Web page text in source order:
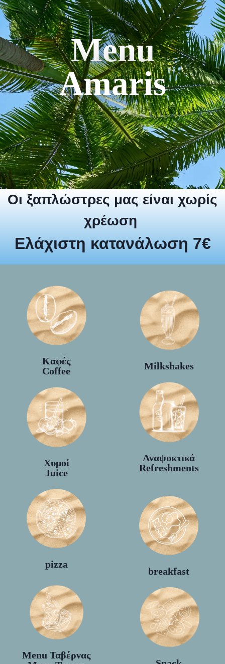
Menu
Amaris
Οι ξαπλώστρες μας είναι χωρίς
χρέωση
Ελάχιστη κατανάλωση 7€​
Καφές
Coffee
Χυμοί
Juice
Milkshakes
Αναψυκτικά
Refreshments
pizza
Menu Ταβέρνας
breakfast